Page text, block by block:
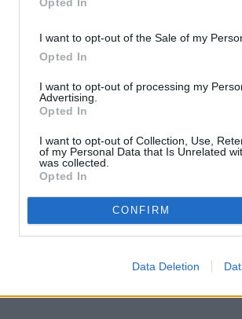
I want to opt-out of the Sale of my
Opted In
I want to opt-out of processing my
Advertising.
Opted In
I want to opt-out of Collection, Use,
of my Personal Data that Is Unrelated
was collected.
Opted In
CONFIRM
Data Deletion